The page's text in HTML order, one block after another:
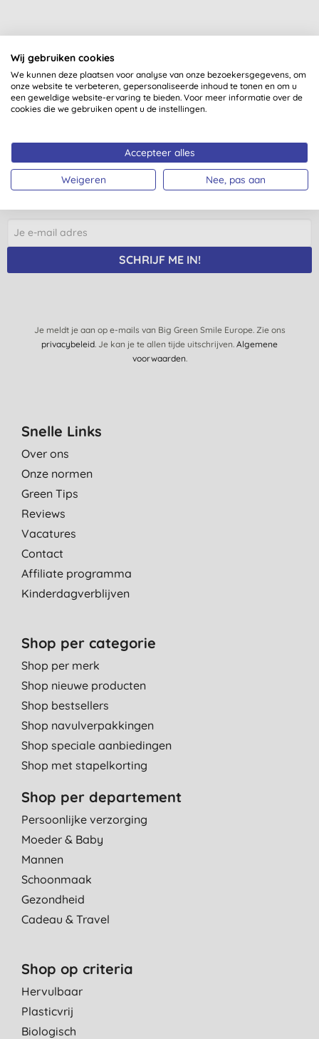
Nog meer redenen voor een
Schrijf je in op onze mailinglijst en je krijgt regelmatig
nieuws, inzichten, tips en exclusieve aanbiedingen
speciaal voor jou.
SCHRIJF ME IN!
Je meldt je aan op e-mails van Big Green Smile Europe. Zie ons
privacybeleid. Je kan je te allen tijde uitschrijven. Algemene
voorwaarden.
Snelle Links
Over ons
Onze normen
Green Tips
Reviews
Vacatures
Contact
Affiliate programma
Kinderdagverblijven
Shop per categorie
Shop per merk
Shop nieuwe producten
Shop bestsellers
Shop navulverpakkingen
Shop speciale aanbiedingen
Shop met stapelkorting
Shop per departement
Persoonlijke verzorging
Moeder & Baby
Mannen
Schoonmaak
Gezondheid
Cadeau & Travel
Shop op criteria
Hervulbaar
Plasticvrij
Biologisch
Wij gebruiken cookies
We kunnen deze plaatsen voor analyse van onze bezoekersgegevens, om
onze website te verbeteren, gepersonaliseerde inhoud te tonen en om u
een geweldige website-ervaring te bieden. Voor meer informatie over de
cookies die we gebruiken opent u de instellingen.
Accepteer alles
Weigeren Nee, pas aan